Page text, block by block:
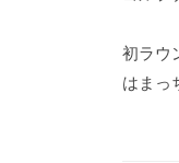
初ラウ
はまっ